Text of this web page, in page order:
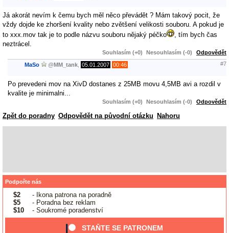
Já akorát nevím k čemu bych měl něco převádět ? Mám takový pocit, že
vždy dojde ke zhoršení kvality nebo zvětšení velikosti souboru. A pokud je
to xxx.mov tak je to podle názvu souboru nějaký péčko
, tím bych čas
neztrácel.
Souhlasím (+0) Nesouhlasím (-0) Odpovědět
MaSo @MM_tank 05.01.2007 00:46 #7
Po prevedeni mov na XivD dostanes z 25MB movu 4,5MB avi a rozdil v
kvalite je minimalni...
Souhlasím (+0) Nesouhlasím (-0) Odpovědět
Zpět do poradny Odpovědět na původní otázku Nahoru
Podpořte nás
$2
- Ikona patrona na poradně
$5
- Poradna bez reklam
$10
- Soukromé poradenství
STAŇTE SE PATRONEM